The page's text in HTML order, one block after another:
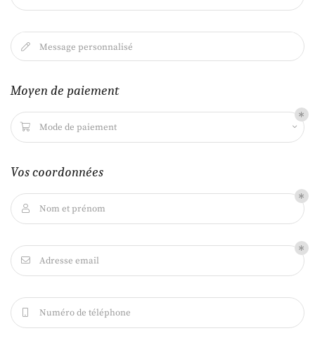
L'institut
Myspa
produits
Nos tarifs
Actualités
Contact
09 82 56 29
Restez
 Message personnalisé
Moyen de paiement
 Mode de paiement
Vos coordonnées
 Nom et prénom
 Adresse email
Numéro de téléphone